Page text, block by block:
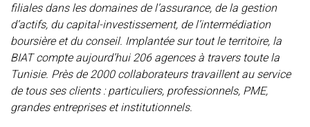
filiales dans les domaines de l’assurance, de la gestion
d’actifs, du capital-investissement, de l’intermédiation
boursière et du conseil. Implantée sur tout le territoire, la
BIAT compte aujourd’hui 206 agences à travers toute la
Tunisie. Près de 2000 collaborateurs travaillent au service
de tous ses clients : particuliers, professionnels, PME,
grandes entreprises et institutionnels.